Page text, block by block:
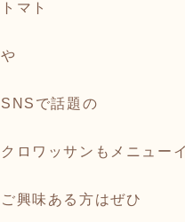
トマト
や
SNSで話題の
クロワッサンもメニュー
ご興味ある方はぜひ